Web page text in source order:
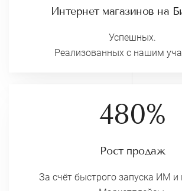
Интернет магазинов на
Успешных.
Реализованных с нашим
480%
Рост продаж
За счёт быстрого запуска ИМ и